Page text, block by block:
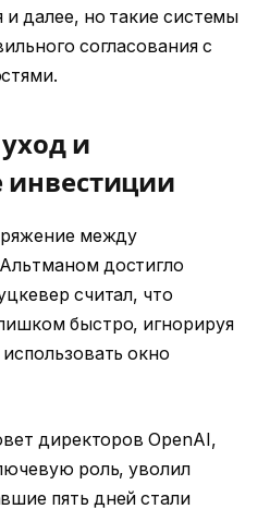
и далее, но такие системы
согласования с
и
между
достигло
считал, что
быстро, игнорируя
окно
директоров OpenAI,
роль, уволил
пять дней стали